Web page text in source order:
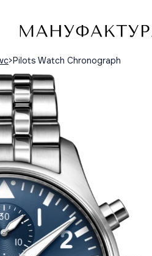
Pilots Watch Chronograph